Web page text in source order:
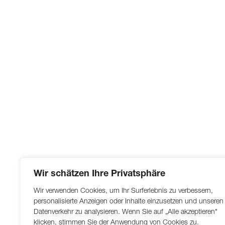
Wir schätzen Ihre Privatsphäre
Wir verwenden Cookies, um Ihr Surferlebnis zu verbessern,
personalisierte Anzeigen oder Inhalte einzusetzen und unseren
Datenverkehr zu analysieren. Wenn Sie auf „Alle akzeptieren"
klicken, stimmen Sie der Anwendung von Cookies zu.